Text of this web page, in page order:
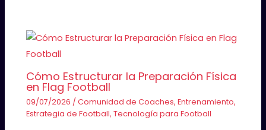
Cómo Estructurar la Preparación Física
en Flag Football
09/07/2026 /Comunidad de Coaches,Entrenamiento,
Estrategia de Football,Tecnología para Football